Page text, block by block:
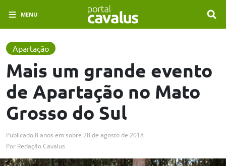
MENU
Apartação
Mais um grande evento
de Apartação no Mato
Grosso do Sul
Publicado8 anos em sobre 28 de agosto de 2018
Por Redação Cavalus